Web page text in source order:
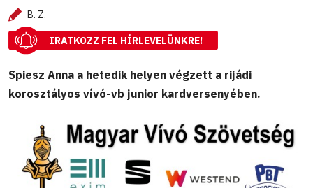
B. Z.
IRATKOZZ FEL HÍRLEVELÜNKRE!
Spiesz Anna a hetedik helyen végzett a rijádi
korosztályos vívó-vb junior kardversenyében.